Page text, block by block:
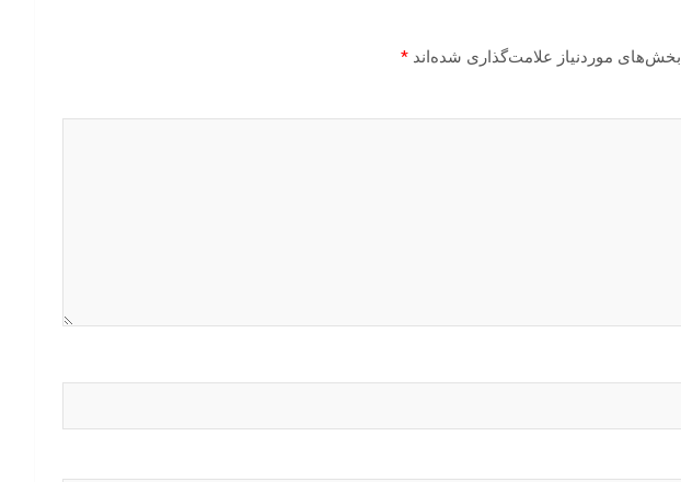
بخش‌های موردنیاز علامت‌گذاری شده‌اند *